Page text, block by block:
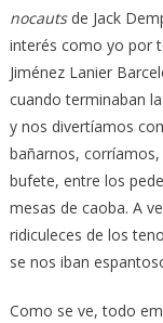
nocautsde Jack
interés como yo por
Jiménez Lanier
cuando terminaban
y nos divertíamos
bañarnos,
bufete, entre los
mesas de caoba. A
ridiculeces de los
se nos iban
Como se ve, todo